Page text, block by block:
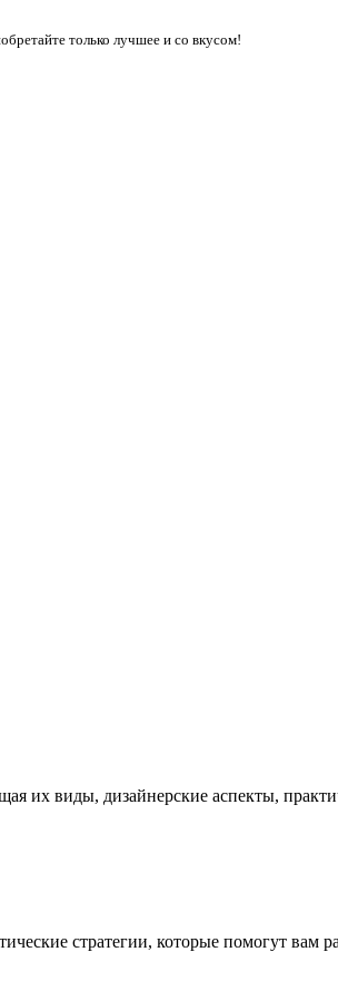
только лучшее и со вкусом!
их виды, дизайнерские аспекты,
стратегии, которые помогут вам